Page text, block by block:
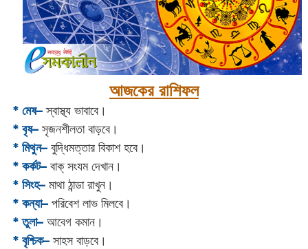
আজকের রাশিফল
* মেষ–স্বাস্থ্য ভাবাবে।
* বৃষ–সৃজনশীলতা বাড়বে।
* মিথুন–বুদ্ধিমত্তার বিকাশ হবে।
* কর্কট–বাক্ সংযম দেখান।
* সিংহ–মাথা ঠান্ডা রাখুন।
* কন্যা–পরিবেশ লাভ মিলবে।
* তুলা–আবেগ কমান।
* বৃশ্চিক–সাহস বাড়বে।